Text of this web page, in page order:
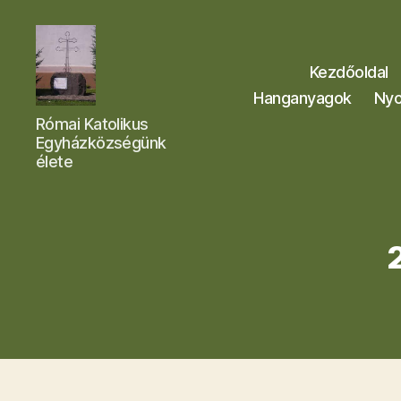
Letkési
Egyházközség
Római Katolikus
Egyházközségünk
élete
Kezdőoldal
Hanganyagok